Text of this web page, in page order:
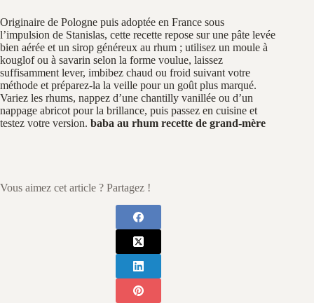
Originaire de Pologne puis adoptée en France sous
l’impulsion de Stanislas, cette recette repose sur une pâte levée
bien aérée et un sirop généreux au rhum ; utilisez un moule à
kouglof ou à savarin selon la forme voulue, laissez
suffisamment lever, imbibez chaud ou froid suivant votre
méthode et préparez-la la veille pour un goût plus marqué.
Variez les rhums, nappez d’une chantilly vanillée ou d’un
nappage abricot pour la brillance, puis passez en cuisine et
testez votre version. baba au rhum recette de grand-mère
Vous aimez cet article ? Partagez !